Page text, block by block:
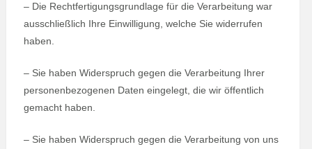
– Die Rechtfertigungsgrundlage für die Verarbeitung war
ausschließlich Ihre Einwilligung, welche Sie widerrufen
haben.
– Sie haben Widerspruch gegen die Verarbeitung Ihrer
personenbezogenen Daten eingelegt, die wir öffentlich
gemacht haben.
– Sie haben Widerspruch gegen die Verarbeitung von uns